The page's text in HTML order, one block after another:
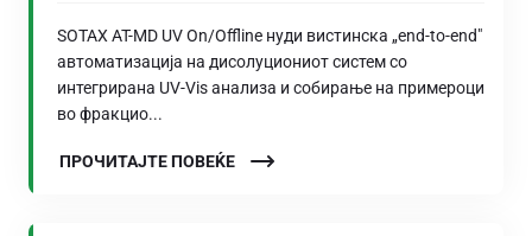
SOTAX AT-MD UV On/Offline нуди вистинска „end-to-end"
автоматизација на дисолуциониот систем со
интегрирана UV-Vis анализа и собирање на примероци
во фракцио...
ПРОЧИТАЈТЕ ПОВЕЌЕ